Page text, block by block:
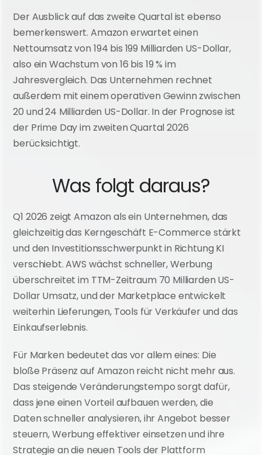
Der Ausblick auf das zweite Quartal ist ebenso
bemerkenswert. Amazon erwartet einen
Nettoumsatz von 194 bis 199 Milliarden US-Dollar,
also ein Wachstum von 16 bis 19 % im
Jahresvergleich. Das Unternehmen rechnet
außerdem mit einem operativen Gewinn zwischen
20 und 24 Milliarden US-Dollar. In der Prognose ist
der Prime Day im zweiten Quartal 2026
berücksichtigt.
Was folgt daraus?
Q1 2026 zeigt Amazon als ein Unternehmen, das
gleichzeitig das Kerngeschäft E-Commerce stärkt
und den Investitionsschwerpunkt in Richtung KI
verschiebt. AWS wächst schneller, Werbung
überschreitet im TTM-Zeitraum 70 Milliarden US-
Dollar Umsatz, und der Marketplace entwickelt
weiterhin Lieferungen, Tools für Verkäufer und das
Einkaufserlebnis.
Für Marken bedeutet das vor allem eines: Die
bloße Präsenz auf Amazon reicht nicht mehr aus.
Das steigende Veränderungstempo sorgt dafür,
dass jene einen Vorteil aufbauen werden, die
Daten schneller analysieren, ihr Angebot besser
steuern, Werbung effektiver einsetzen und ihre
Strategie an die neuen Tools der Plattform